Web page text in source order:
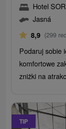
Hotel
Jasná
8,9 (299
Podaruj sobie
komfortowe
zniżki na
TIP